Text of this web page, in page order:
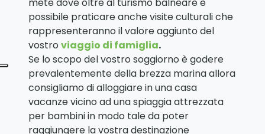
possibile praticare anche visite culturali che
rappresenteranno il valore aggiunto del
vostro viaggio di famiglia.
Se lo scopo del vostro soggiorno è godere
prevalentemente della brezza marina allora
consigliamo di alloggiare in una casa
vacanze vicino ad una spiaggia attrezzata
per bambini in modo tale da poter
raggiungere la vostra destinazione